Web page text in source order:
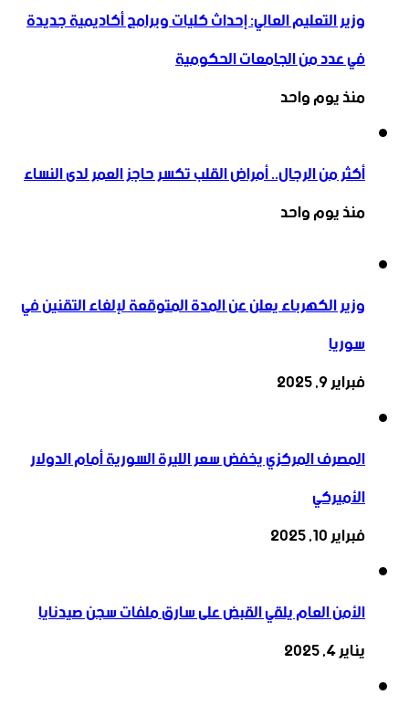
وزير التعليم العالي: إحداث كليات وبرامج أكاديمية جديدة
في عدد من الجامعات الحكومية
منذ يوم واحد
أكثر من الرجال.. أمراض القلب تكسر حاجز العمر لدى النساء
منذ يوم واحد
وزير الكهرباء يعلن عن المدة المتوقعة لإلغاء التقنين في
سوريا
فبراير 9, 2025
المصرف المركزي يخفض سعر الليرة السورية أمام الدولار
الأميركي
فبراير 10, 2025
الأمن العام يلقي القبض على سارق ملفات سجن صيدنايا
يناير 4, 2025